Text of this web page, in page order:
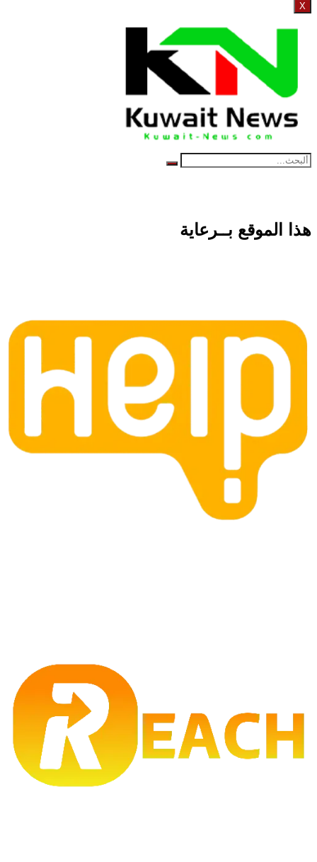
X
NE
News Elementor
هذا الموقع بــرعاية